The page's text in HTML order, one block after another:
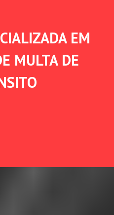
EM
MULTA DE